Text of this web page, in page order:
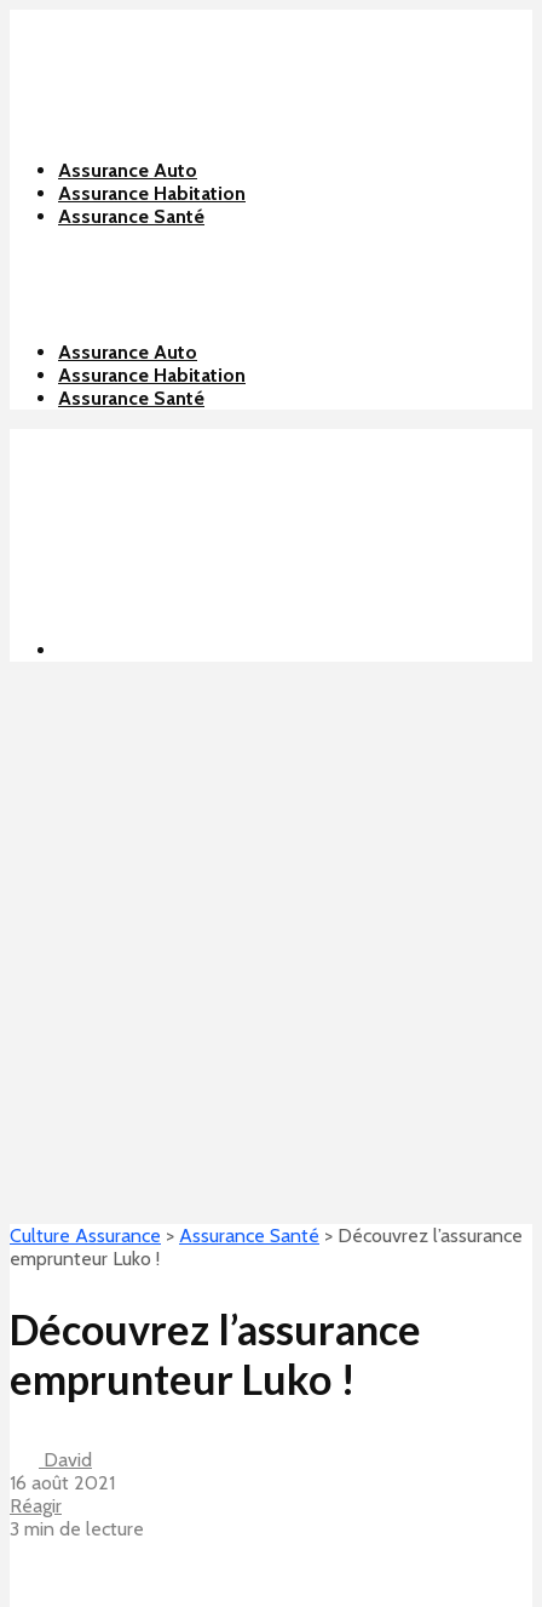
Assurance Auto
Assurance Habitation
Assurance Santé
Assurance Auto
Assurance Habitation
Assurance Santé
Culture Assurance > Assurance Santé > Découvrez l’assurance
emprunteur Luko !
Découvrez l’assurance
emprunteur Luko !
David
16 août 2021
Réagir
3 min de lecture